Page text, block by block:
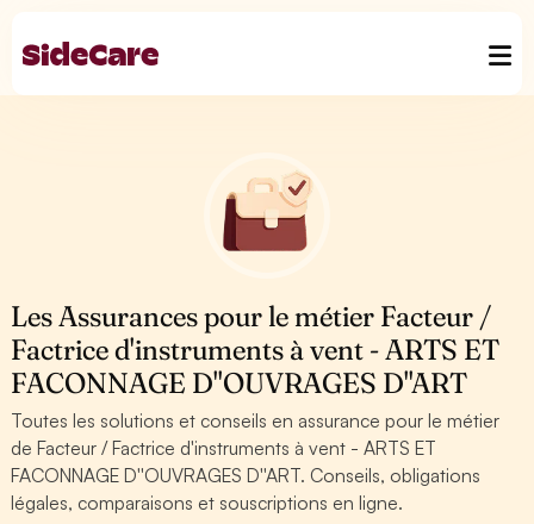
Les Assurances pour le métier Facteur /
Factrice d'instruments à vent - ARTS ET
FACONNAGE D''OUVRAGES D''ART
Toutes les solutions et conseils en assurance pour le métier
de Facteur / Factrice d'instruments à vent - ARTS ET
FACONNAGE D''OUVRAGES D''ART. Conseils, obligations
légales, comparaisons et souscriptions en ligne.